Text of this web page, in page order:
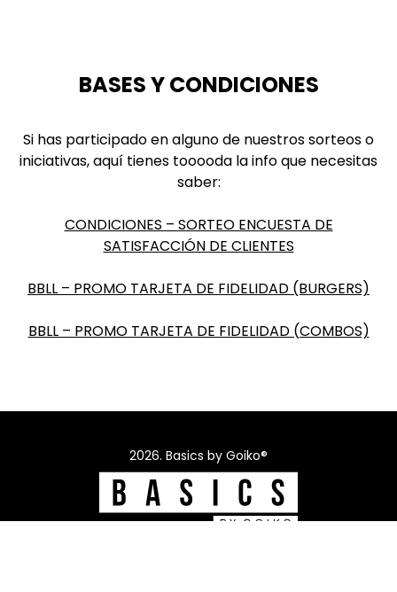
BASES Y CONDICIONES
Si has participado en alguno de nuestros sorteos o
iniciativas, aquí tienes tooooda la info que necesitas
saber:
CONDICIONES – SORTEO ENCUESTA DE
SATISFACCIÓN DE CLIENTES
BBLL – PROMO TARJETA DE FIDELIDAD (BURGERS)
BBLL – PROMO TARJETA DE FIDELIDAD (COMBOS)
2026. Basics by Goiko®